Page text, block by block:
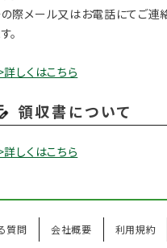
際メール又はお電話にてご連
。
詳しくはこちら
領収書について
詳しくはこちら
質問 会社概要 利用規約